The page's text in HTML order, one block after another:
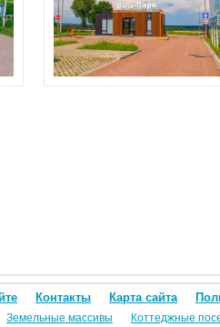
Контакты Карта сайта
Земельные массивы Коттеджные